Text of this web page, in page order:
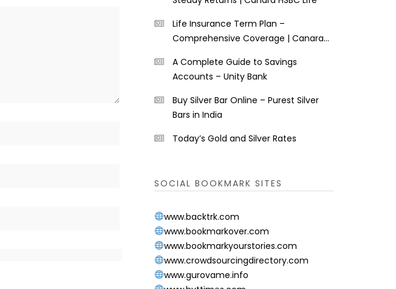
Life Insurance Term Plan –
Comprehensive Coverage | Canara
A Complete Guide to Savings
Accounts – Unity Bank
Buy Silver Bar Online – Purest Silver
Bars in India
Today’s Gold and Silver Rates
SOCIAL BOOKMARK SITES
www.backtrk.com
www.bookmarkover.com
www.bookmarkyourstories.com
www.crowdsourcingdirectory.com
www.gurovame.info